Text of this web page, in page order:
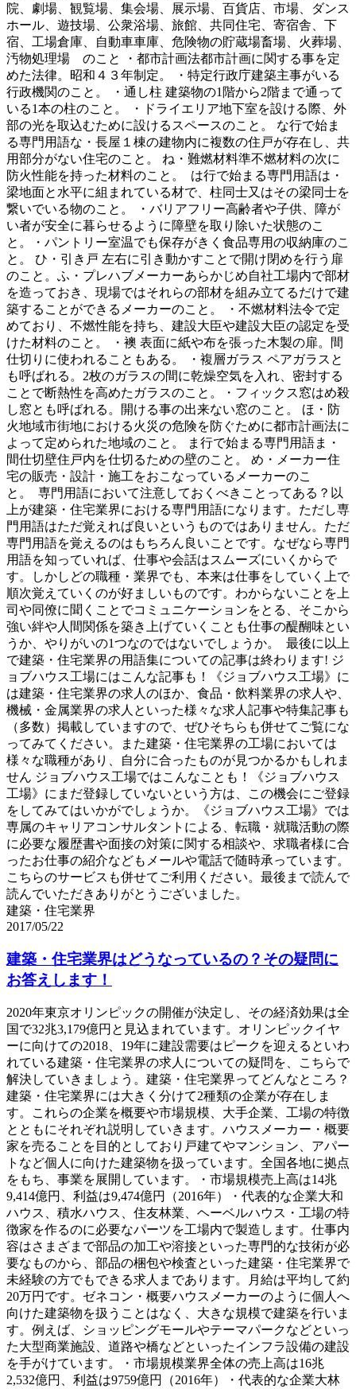
院、劇場、観覧場、集会場、展示場、百貨店、市場、ダンス
ホール、遊技場、公衆浴場、旅館、共同住宅、寄宿舎、下
宿、工場倉庫、自動車車庫、危険物の貯蔵場畜場、火葬場、
汚物処理場 のこと ・都市計画法都市計画に関する事を定
めた法律。昭和４３年制定。 ・特定行政庁建築主事がいる
行政機関のこと。 ・通し柱 建築物の1階から2階まで通って
いる1本の柱のこと。 ・ドライエリア地下室を設ける際、外
部の光を取込むために設けるスペースのこと。 な行で始ま
る専門用語な・長屋１棟の建物内に複数の住戸が存在し、共
用部分がない住宅のこと。 ね・難燃材料準不燃材料の次に
防火性能を持った材料のこと。 は行で始まる専門用語は・
梁地面と水平に組まれている材で、柱同士又はその梁同士を
繋いでいる物のこと。 ・バリアフリー高齢者や子供、障が
い者が安全に暮らせるように障壁を取り除いた状態のこ
と。・パントリー室温でも保存がきく食品専用の収納庫のこ
と。 ひ・引き戸 左右に引き動かすことで開け閉めを行う扉
のこと。ふ・プレハブメーカーあらかじめ自社工場内で部材
を造っておき、現場ではそれらの部材を組み立てるだけで建
築することができるメーカーのこと。 ・不燃材料法令で定
めており、不燃性能を持ち、建設大臣や建設大臣の認定を受
けた材料のこと。 ・襖 表面に紙や布を張った木製の扉。間
仕切りに使われることもある。 ・複層ガラス ペアガラスと
も呼ばれる。2枚のガラスの間に乾燥空気を入れ、密封する
ことで断熱性を高めたガラスのこと。・フィックス窓はめ殺
し窓とも呼ばれる。開ける事の出来ない窓のこと。 ほ・防
火地域市街地における火災の危険を防ぐために都市計画法に
よって定められた地域のこと。 ま行で始まる専門用語ま・
間仕切壁住戸内を仕切るための壁のこと。 め・メーカー住
宅の販売・設計・施工をおこなっているメーカーのこ
と。 専門用語において注意しておくべきことってある？以
上が建築・住宅業界における専門用語になります。ただし専
門用語はただ覚えれば良いというものではありません。ただ
専門用語を覚えるのはもちろん良いことです。なぜなら専門
用語を知っていれば、仕事や会話はスムーズにいくからで
す。しかしどの職種・業界でも、本来は仕事をしていく上で
順次覚えていくのが好ましいものです。わからないことを上
司や同僚に聞くことでコミュニケーションをとる、そこから
強い絆や人間関係を築き上げていくことも仕事の醍醐味とい
うか、やりがいの1つなのではないでしょうか。 最後に以上
で建築・住宅業界の用語集についての記事は終わります! ジ
ョブハウス工場にはこんな記事も！《ジョブハウス工場》に
は建築・住宅業界の求人のほか、食品・飲料業界の求人や、
機械・金属業界の求人といった様々な求人記事や特集記事も
（多数）掲載していますので、ぜひそちらも併せてご覧にな
ってみてください。また建築・住宅業界の工場においては
様々な職種があり、自分に合ったものが見つかるかもしれま
せん ジョブハウス工場ではこんなことも！《ジョブハウス
工場》にまだ登録していないという方は、この機会にご登録
をしてみてはいかがでしょうか。《ジョブハウス工場》では
専属のキャリアコンサルタントによる、転職・就職活動の際
に必要な履歴書や面接の対策に関する相談や、求職者様に合
ったお仕事の紹介などもメールや電話で随時承っています。
こちらのサービスも併せてご利用ください。最後まで読んで
読んでいただきありがとうございました。
建築・住宅業界
2017/05/22
建築・住宅業界はどうなっているの？その疑問に
お答えします！
2020年東京オリンピックの開催が決定し、その経済効果は全
国で32兆3,179億円と見込まれています。オリンピックイヤ
ーに向けての2018、19年に建設需要はピークを迎えるといわ
れている建築・住宅業界の求人についての疑問を、こちらで
解決していきましょう。建築・住宅業界ってどんなところ？
建築・住宅業界には大きく分けて2種類の企業が存在しま
す。これらの企業を概要や市場規模、大手企業、工場の特徴
とともにそれぞれ説明していきます。ハウスメーカー・概要
家を売ることを目的としており戸建てやマンション、アパー
トなど個人に向けた建築物を扱っています。全国各地に拠点
をもち、事業を展開しています。・市場規模売上高は14兆
9,414億円、利益は9,474億円（2016年）・代表的な企業大和
ハウス、積水ハウス、住友林業、ヘーベルハウス・工場の特
徴家を作るのに必要なパーツを工場内で製造します。仕事内
容はさまざまで部品の加工や溶接といった専門的な技術が必
要なものから、部品の梱包や検査といった建築・住宅業界で
未経験の方でもできる求人まであります。月給は平均して約
20万円です。ゼネコン・概要ハウスメーカーのように個人へ
向けた建築物を扱うことはなく、大きな規模で建築を行いま
す。例えば、ショッピングモールやテーマパークなどといっ
た大型商業施設、道路や橋などといったインフラ設備の建設
を手がけています。・市場規模業界全体の売上高は16兆
2,532億円、利益は9759億円（2016年）・代表的な企業大林